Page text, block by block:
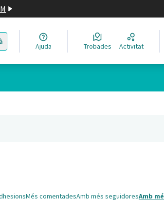
Elegir el idioma
Ajuda Trobades Activitat
Més comentadesAmb més seguidoresAmb